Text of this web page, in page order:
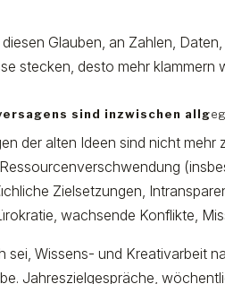
Glauben, an Zahlen,
stecken, desto mehr klammern
sind inzwischen allg
der alten Ideen sind nicht mehr
Zielsetzungen,
wachsende Konflikte,
sei, Wissens- und Kreativarbeit
Jahreszielgespräche,